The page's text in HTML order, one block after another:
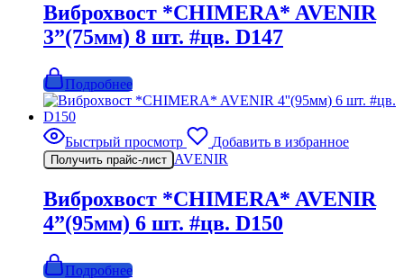
Виброхвост *CHIMERA* AVENIR
3”(75мм) 8 шт. #цв. D147
Подробнее
Быстрый просмотр Добавить в избранное
Получить прайс-лист AVENIR
Виброхвост *CHIMERA* AVENIR
4”(95мм) 6 шт. #цв. D150
Подробнее